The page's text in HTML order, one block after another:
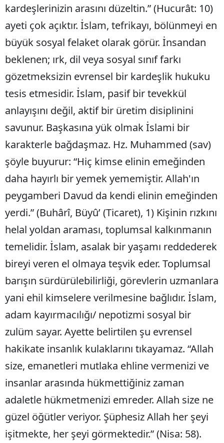
kardeşlerinizin arasını düzeltin.” (Hucurât: 10)
ayeti çok açıktır. İslam, tefrikayı, bölünmeyi en
büyük sosyal felaket olarak görür. İnsandan
beklenen; ırk, dil veya sosyal sınıf farkı
gözetmeksizin evrensel bir kardeşlik hukuku
tesis etmesidir. İslam, pasif bir tevekkül
anlayışını değil, aktif bir üretim disiplinini
savunur. Başkasına yük olmak İslami bir
karakterle bağdaşmaz. Hz. Muhammed (sav)
şöyle buyurur: “Hiç kimse elinin emeğinden
daha hayırlı bir yemek yememiştir. Allah'ın
peygamberi Davud da kendi elinin emeğinden
yerdi.” (Buhârî, Büyû’ (Ticaret), 1) Kişinin rızkını
helal yoldan araması, toplumsal kalkınmanın
temelidir. İslam, asalak bir yaşamı reddederek
bireyi veren el olmaya teşvik eder. Toplumsal
barışın sürdürülebilirliği, görevlerin uzmanlara
yani ehil kimselere verilmesine bağlıdır. İslam,
adam kayırmacılığı/ nepotizmi sosyal bir
zulüm sayar. Ayette belirtilen şu evrensel
hakikate insanlık kulaklarını tıkayamaz. “Allah
size, emanetleri mutlaka ehline vermenizi ve
insanlar arasında hükmettiğiniz zaman
adaletle hükmetmenizi emreder. Allah size ne
güzel öğütler veriyor. Şüphesiz Allah her şeyi
işitmekte, her şeyi görmektedir.” (Nisa: 58).